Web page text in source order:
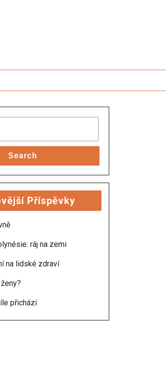
Search
Příspěvky
ráj na zemi
na lidské zdraví
přichází